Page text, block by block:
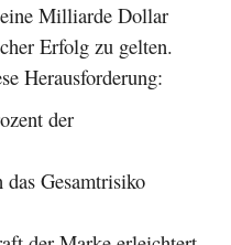
Milliarde Dollar
Erfolg zu gelten.
Herausforderung:
der
Gesamtrisiko